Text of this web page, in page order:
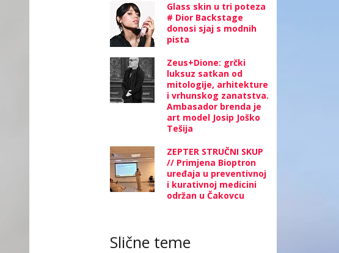
Glass skin u tri poteza
# Dior Backstage
donosi sjaj s modnih
pista
Zeus+Dione: grčki
luksuz satkan od
mitologije, arhitekture
i vrhunskog zanatstva.
Ambasador brenda je
art model Josip Joško
Tešija
ZEPTER STRUČNI SKUP
// Primjena Bioptron
uređaja u preventivnoj
i kurativnoj medicini
održan u Čakovcu
Slične teme